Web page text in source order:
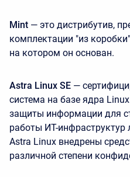
Mint — это дистрибутив,
комплектации "из
на котором он основан.
Astra Linux SE —
система на базе ядра
защиты информации для
работы ИТ-
Astra Linux внедрены
различной степени